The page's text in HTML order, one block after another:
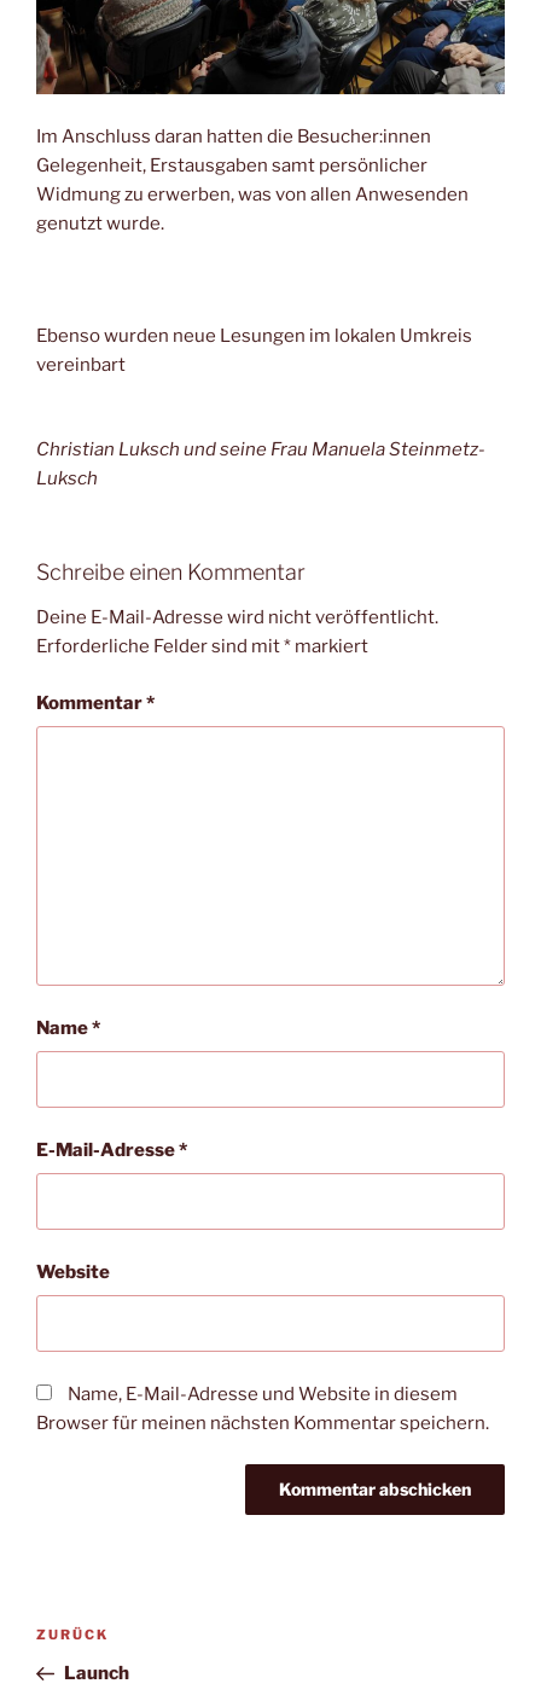
Im Anschluss daran hatten die Besucher:innen
Gelegenheit, Erstausgaben samt persönlicher
Widmung zu erwerben, was von allen Anwesenden
genutzt wurde.
Ebenso wurden neue Lesungen im lokalen Umkreis
vereinbart
Christian Luksch und seine Frau Manuela Steinmetz-
Luksch
Schreibe einen Kommentar
Deine E-Mail-Adresse wird nicht veröffentlicht.
Erforderliche Felder sind mit* markiert
Kommentar*
Name*
E-Mail-Adresse*
Website
Name, E-Mail-Adresse und Website in diesem
Browser für meinen nächsten Kommentar speichern.
Beitragsnavigation
Vorheriger
Beitrag
ZURÜCK
Launch